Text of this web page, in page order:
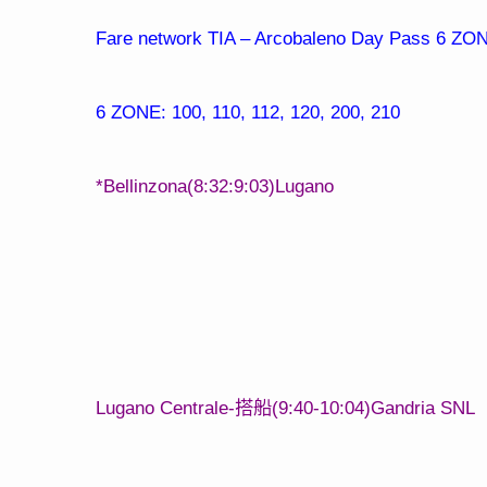
Fare network TIA – Arcobaleno Day Pass 6
6 ZONE: 100, 110, 112, 120, 200, 210
*Bellinzona(8:32:9:03)Lugano
Lugano Centrale-搭船(9:40-10:04)Gandria SNL